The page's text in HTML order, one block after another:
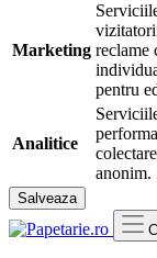
Marketing reclame
pentru
Analitice
anonim.
Salveaza